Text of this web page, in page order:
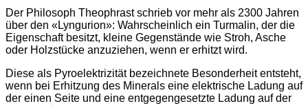
Der Philosoph Theophrast schrieb vor mehr als 2300 Jahren
über den «Lyngurion»: Wahrscheinlich ein Turmalin, der die
Eigenschaft besitzt, kleine Gegenstände wie Stroh, Asche
oder Holzstücke anzuziehen, wenn er erhitzt wird.
Diese als Pyroelektrizität bezeichnete Besonderheit entsteht,
wenn bei Erhitzung des Minerals eine elektrische Ladung auf
der einen Seite und eine entgegengesetzte Ladung auf der